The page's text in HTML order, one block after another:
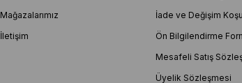
Mağazalarımız
İletişim
İade ve Değişim
Ön Bilgilendirme
Mesafeli Satış
Üyelik Sözleşmesi